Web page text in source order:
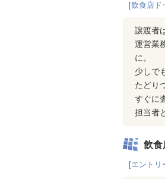
[飲食店ド
譲渡者
運営業
に。
少しで
たどり
すぐに
担当者
飲食
[エントリ